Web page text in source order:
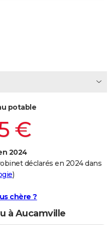
potable
€
2024
déclarés en 2024 dans
)
chère ?
à Aucamville